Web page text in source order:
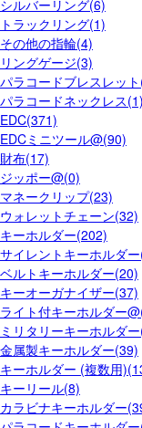
シルバーリング(6)
トラックリング(1)
その他の指輪(4)
リングゲージ(3)
パラコードブレスレッ
パラコードネックレス(1)
EDC(371)
EDCミニツール@(90)
財布(17)
ジッポー@(0)
マネークリップ(23)
ウォレットチェーン(32)
キーホルダー(202)
サイレントキーホルダ
ベルトキーホルダー(20)
キーオーガナイザー(37)
ライト付キーホルダー
ミリタリーキーホルダ
金属製キーホルダー(39)
キーホルダー (複数用
キーリール(8)
カラビナキーホルダー